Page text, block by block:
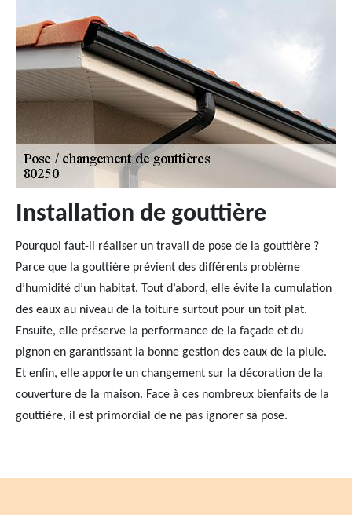
Installation de gouttière
Pourquoi faut-il réaliser un travail de pose de la gouttière ?
Parce que la gouttière prévient des différents problème
d’humidité d’un habitat. Tout d’abord, elle évite la cumulation
des eaux au niveau de la toiture surtout pour un toit plat.
Ensuite, elle préserve la performance de la façade et du
pignon en garantissant la bonne gestion des eaux de la pluie.
Et enfin, elle apporte un changement sur la décoration de la
couverture de la maison. Face à ces nombreux bienfaits de la
gouttière, il est primordial de ne pas ignorer sa pose.